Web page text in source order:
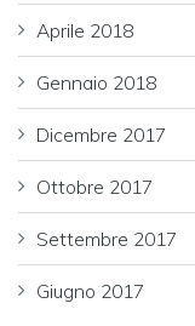
Aprile 2018
Gennaio 2018
Dicembre 2017
Ottobre 2017
Settembre 2017
Giugno 2017